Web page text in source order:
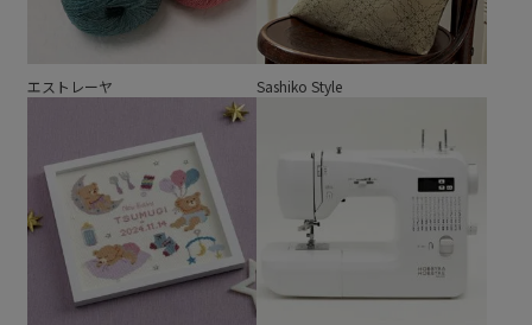
エストレーヤ Sashiko Style